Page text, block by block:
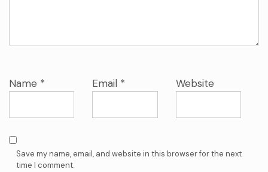
Name * Email * Website
Save my name, email, and website in this browser for the next
time I comment.